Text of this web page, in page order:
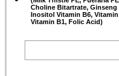
Choline Bitartrate, Ginseng
Inositol Vitamin B6,
Vitamin B1, Folic Acid)